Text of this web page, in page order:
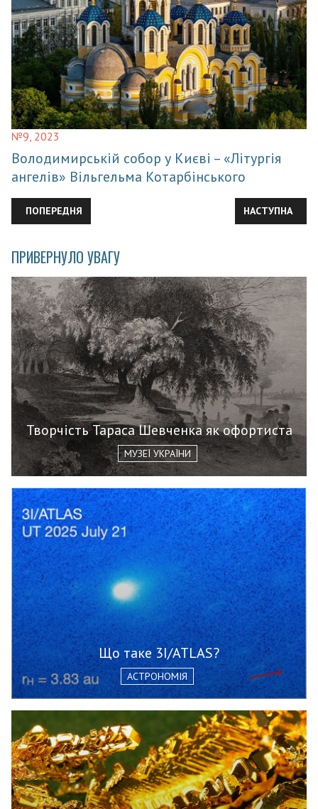
№9, 2023
Володимирській собор у Києві – «Літургія
ангелів» Вільгельма Котарбінського
ПОПЕРЕДНЯ СТАТТЯ: ЗОНА ВІДЧУЖЕННЯ. ДО 40-РІЧЧЯ
ПОПЕРЕДНЯ НАСТУПНА
НАСТУПНА
ПРИВЕРНУЛО УВАГУ
Творчість Тараса Шевченка як офортиста
МУЗЕЇ УКРАЇНИ
Що таке 3I/ATLAS?
АСТРОНОМІЯ